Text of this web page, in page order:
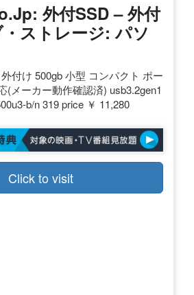
外付SSD – 外付
ストレージ: パソ
付け 500gb 小型 コンパクト ポー
(メーカー動作確認済) usb3.2gen1
b/n 319 price ￥ 11,280
Click to visit